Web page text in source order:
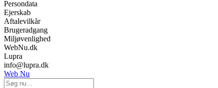
Persondata
Ejerskab
Aftalevilkår
Brugeradgang
Miljøvenlighed
WebNu.dk
Lupra
info@lupra.dk
Web Nu